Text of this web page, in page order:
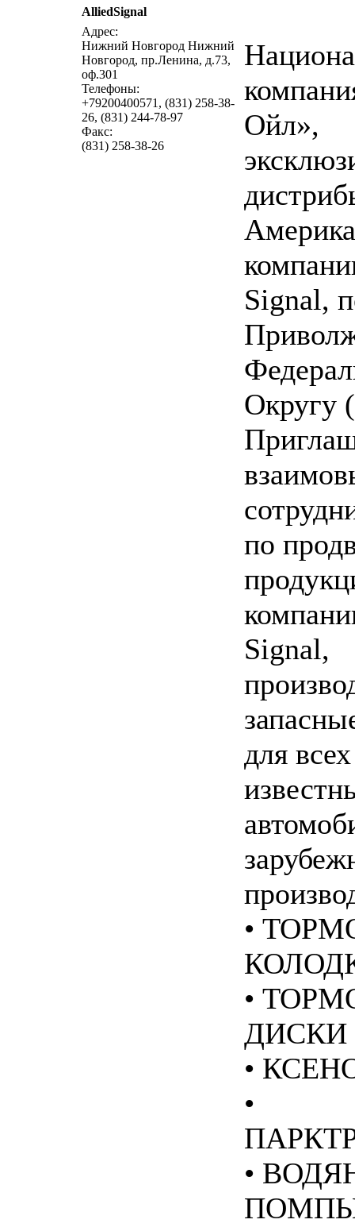
AlliedSignal
Адрес:
Нижний Новгород Нижний
Новгород, пр.Ленина, д.73,
оф.301
Телефоны:
+79200400571, (831) 258-38-
26, (831) 244-78-97
Факс:
(831) 258-38-26
Ойл»,
Signal,
по
Signal,
для всех
•
•
ДИСКИ
•
•
•